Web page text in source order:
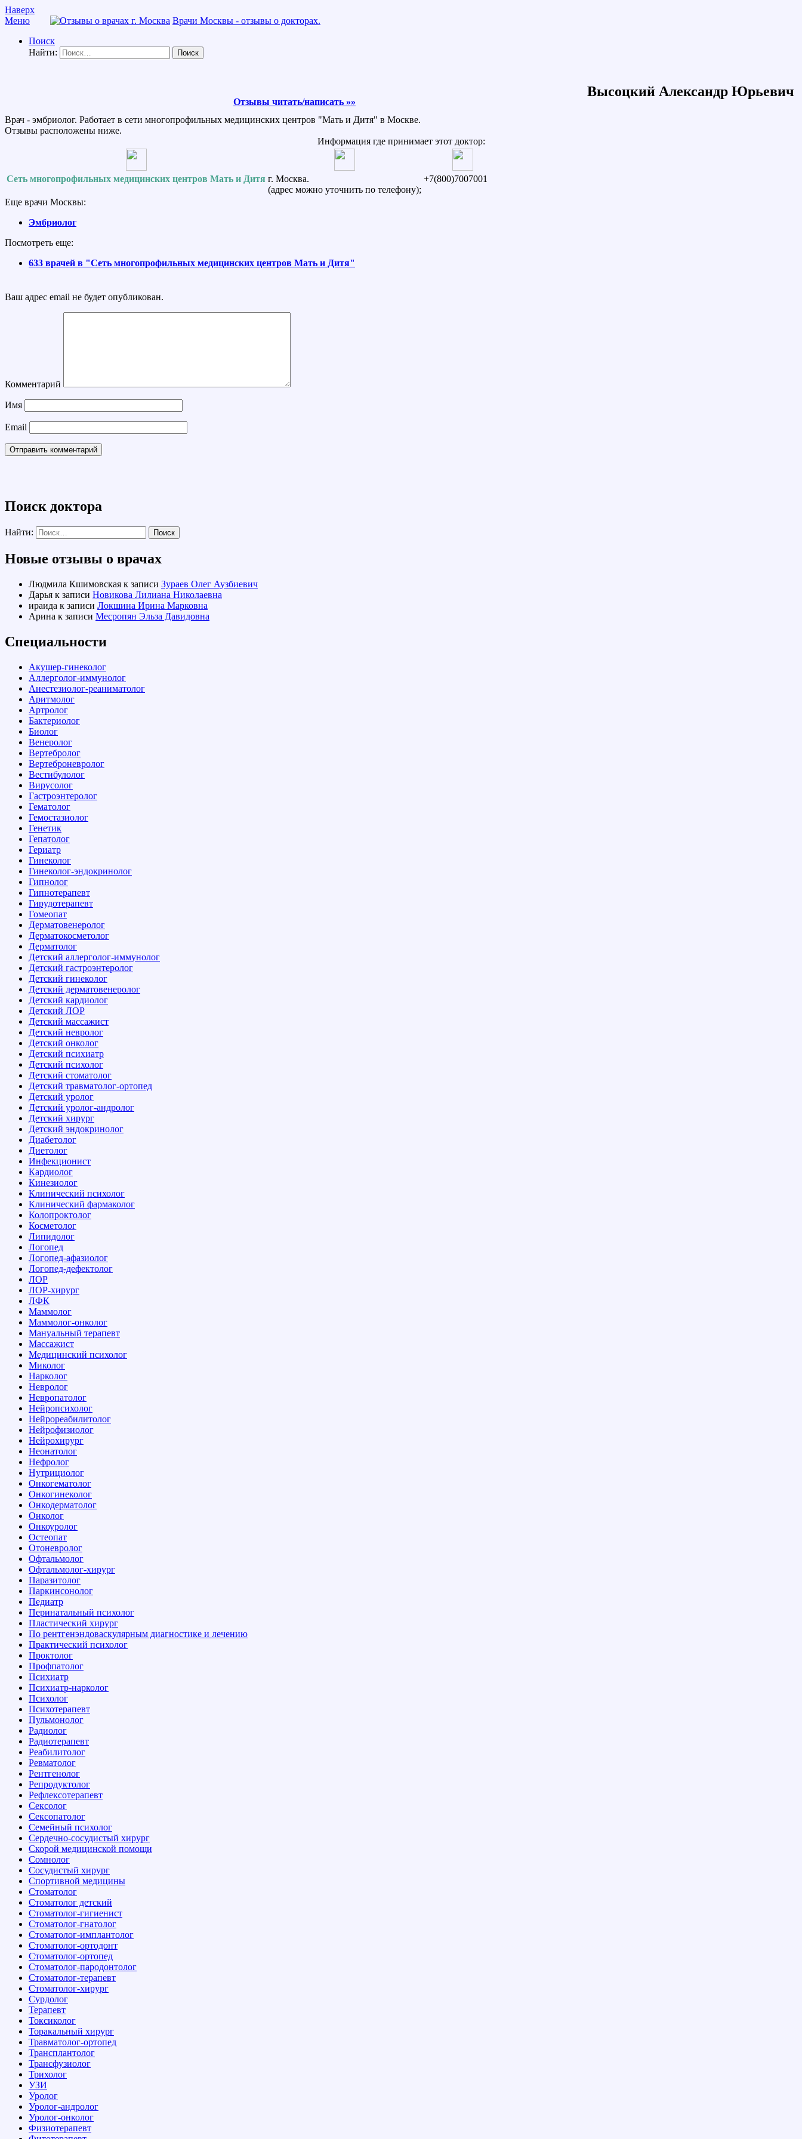
Наверх
Меню
Врачи Москвы - отзывы о докторах.
Поиск
Найти:
Отзывы читать/написать »»
Высоцкий Александр Юрьевич
Врач - эмбриолог. Работает в сети многопрофильных медицинских центров "Мать и Дитя" в Москве.
Отзывы расположены ниже.
Информация где принимает этот доктор:
Сеть многопрофильных медицинских центров Мать и Дитя г. Москва.
(адрес можно уточнить по телефону);
+7(800)7007001
Еще врачи Москвы:
Эмбриолог
Посмотреть еще:
633 врачей в "Сеть многопрофильных медицинских центров Мать и Дитя"
Ваш адрес email не будет опубликован.
Комментарий
Имя
Email
Поиск доктора
Найти:
Новые отзывы о врачах
Людмила Кшимовская к записи Зураев Олег Аузбиевич
Дарья к записи Новикова Лилиана Николаевна
ираида к записи Локшина Ирина Марковна
Арина к записи Месропян Эльза Давидовна
Специальности
Акушер-гинеколог
Аллерголог-иммунолог
Анестезиолог-реаниматолог
Аритмолог
Артролог
Бактериолог
Биолог
Венеролог
Вертебролог
Вертеброневролог
Вестибулолог
Вирусолог
Гастроэнтеролог
Гематолог
Гемостазиолог
Генетик
Гепатолог
Гериатр
Гинеколог
Гинеколог-эндокринолог
Гипнолог
Гипнотерапевт
Гирудотерапевт
Гомеопат
Дерматовенеролог
Дерматокосметолог
Дерматолог
Детский аллерголог-иммунолог
Детский гастроэнтеролог
Детский гинеколог
Детский дерматовенеролог
Детский кардиолог
Детский ЛОР
Детский массажист
Детский невролог
Детский онколог
Детский психиатр
Детский психолог
Детский стоматолог
Детский травматолог-ортопед
Детский уролог
Детский уролог-андролог
Детский хирург
Детский эндокринолог
Диабетолог
Диетолог
Инфекционист
Кардиолог
Кинезиолог
Клинический психолог
Клинический фармаколог
Колопроктолог
Косметолог
Липидолог
Логопед
Логопед-афазиолог
Логопед-дефектолог
ЛОР
ЛОР-хирург
ЛФК
Маммолог
Маммолог-онколог
Мануальный терапевт
Массажист
Медицинский психолог
Миколог
Нарколог
Невролог
Невропатолог
Нейропсихолог
Нейрореабилитолог
Нейрофизиолог
Нейрохирург
Неонатолог
Нефролог
Нутрициолог
Онкогематолог
Онкогинеколог
Онкодерматолог
Онколог
Онкоуролог
Остеопат
Отоневролог
Офтальмолог
Офтальмолог-хирург
Паразитолог
Паркинсонолог
Педиатр
Перинатальный психолог
Пластический хирург
По рентгенэндоваскулярным диагностике и лечению
Практический психолог
Проктолог
Профпатолог
Психиатр
Психиатр-нарколог
Психолог
Психотерапевт
Пульмонолог
Радиолог
Радиотерапевт
Реабилитолог
Ревматолог
Рентгенолог
Репродуктолог
Рефлексотерапевт
Сексолог
Сексопатолог
Семейный психолог
Сердечно-сосудистый хирург
Скорой медицинской помощи
Сомнолог
Сосудистый хирург
Спортивной медицины
Стоматолог
Стоматолог детский
Стоматолог-гигиенист
Стоматолог-гнатолог
Стоматолог-имплантолог
Стоматолог-ортодонт
Стоматолог-ортопед
Стоматолог-пародонтолог
Стоматолог-терапевт
Стоматолог-хирург
Сурдолог
Терапевт
Токсиколог
Торакальный хирург
Травматолог-ортопед
Трансплантолог
Трансфузиолог
Трихолог
УЗИ
Уролог
Уролог-андролог
Уролог-онколог
Физиотерапевт